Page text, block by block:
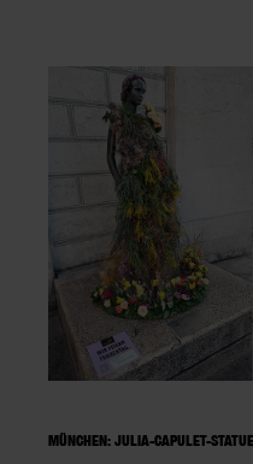
MÜNCHEN: JULIA-CAPULET-STATUE